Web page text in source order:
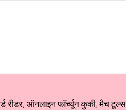
रीडर, ऑनलाइन फॉर्च्यून कुकी, मैच टूल्स